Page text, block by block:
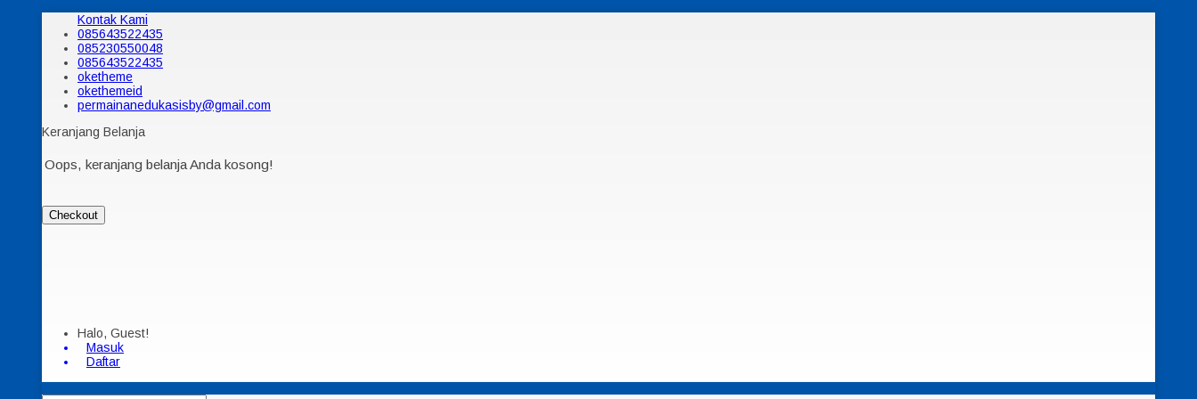
Kontak Kami
085643522435
085230550048
085643522435
oketheme
okethemeid
permainanedukasisby@gmail.com
Keranjang Belanja
Oops, keranjang belanja Anda kosong!
Checkout
Halo, Guest!
Masuk
Daftar